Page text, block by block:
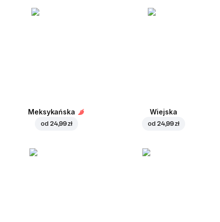
Meksykańska
od 24,99 zł
Wiejska
od 24,99 zł